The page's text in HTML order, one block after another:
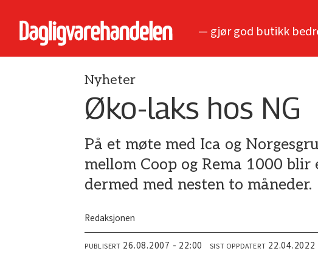
— gjør god butikk
Nyheter
Øko-laks hos NG
På et møte med Ica og
mellom Coop og Rema 1000
dermed med nesten to måneder.
Redaksjonen
PUBLISERT 26.08.2007 - 22:00 SIST OPPDATERT